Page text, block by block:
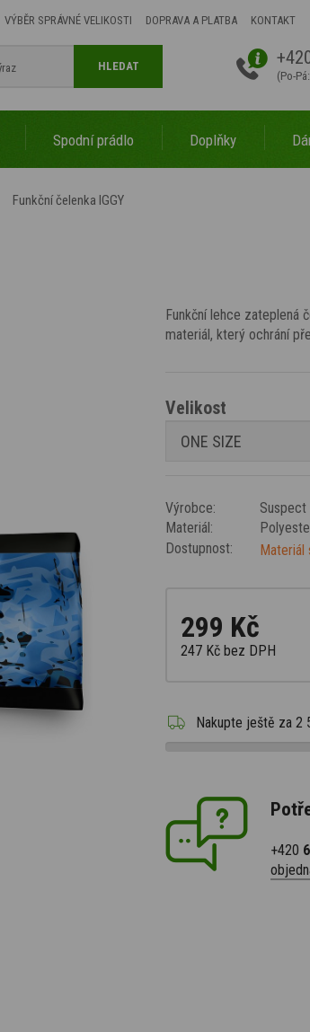
VÝBĚR SPRÁVNÉ VELIKOSTI DOPRAVA A PLATBA KONTAKT
(Po-
HLEDAT
Spodní prádlo Doplňky
Funkční čelenka IGGY
Funkční lehce zateplená
materiál, který ochrání
Velikost
Výrobce:
Suspect
Materiál:
Dostupnost:
Materiál
299 Kč
247 Kč bez DPH
Nakupte ještě za 2
+420